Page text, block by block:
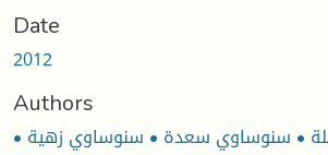
Date
2012
Authors
عبلة • سنوساوي سعدة • سنوساوي زهية